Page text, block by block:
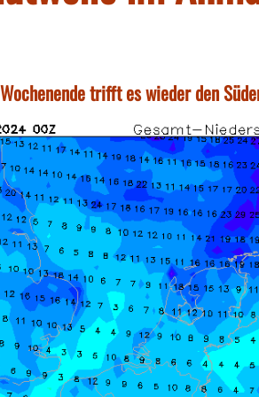
trifft es wieder den